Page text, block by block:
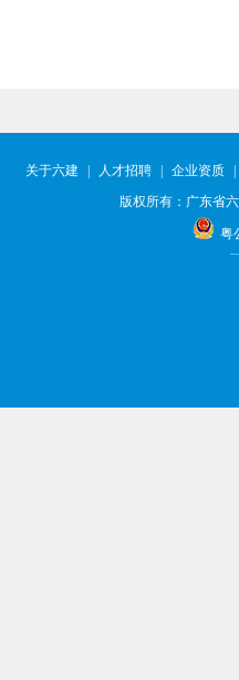
关于六建 人才招聘 企业资质
版权所有：广东省
粤